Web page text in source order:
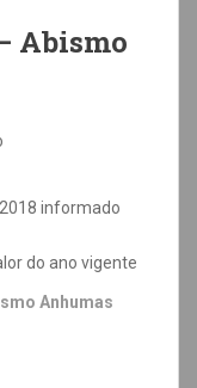
Abismo
informado
do ano vigente
Anhumas